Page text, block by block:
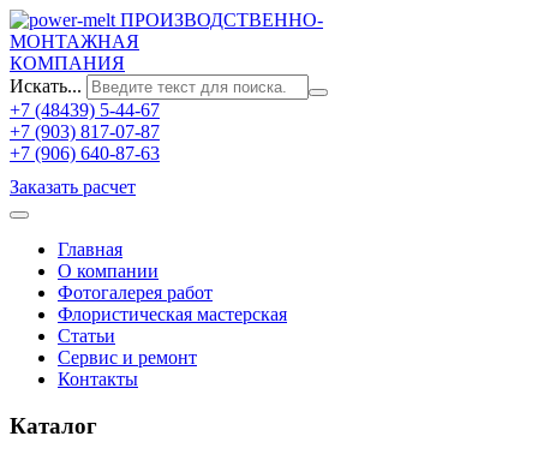
ПРОИЗВОДСТВЕННО-
МОНТАЖНАЯ
КОМПАНИЯ
Искать...
+7 (48439) 5-44-67
+7 (903) 817-07-87
+7 (906) 640-87-63
Заказать расчет
Главная
О компании
Фотогалерея работ
Флористическая мастерская
Статьи
Сервис и ремонт
Контакты
Каталог